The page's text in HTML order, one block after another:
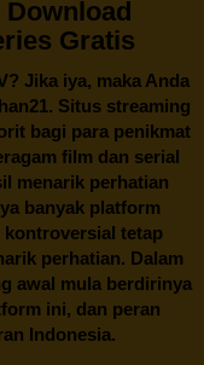
Download
Gratis
Jika iya, maka Anda
. Situs streaming
bagi para penikmat
film dan serial
menarik perhatian
banyak platform
kontroversial tetap
perhatian. Dalam
awal mula berdirinya
ini, dan peran
Indonesia.